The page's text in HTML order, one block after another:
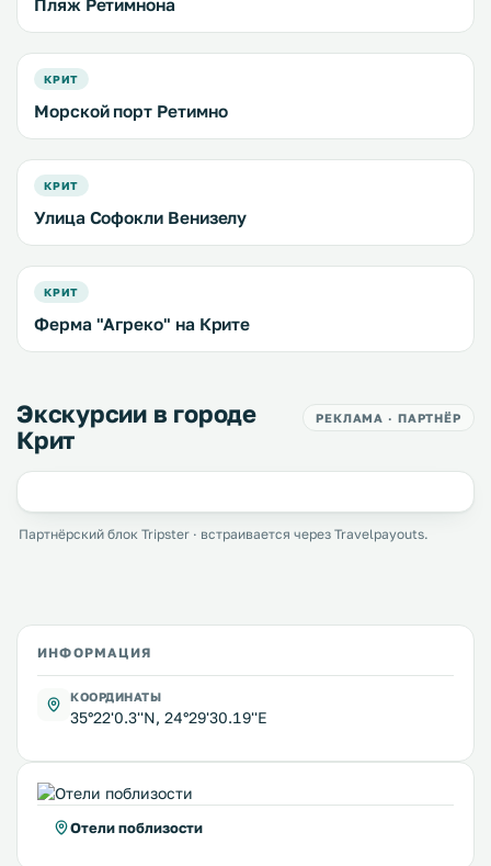
Пляж Ретимнона
КРИТ
Морской порт Ретимно
КРИТ
Улица Софокли Венизелу
КРИТ
Ферма "Агреко" на Крите
Экскурсии в городе
Крит
РЕКЛАМА · ПАРТНЁР
Партнёрский блок Tripster · встраивается через Travelpayouts.
ИНФОРМАЦИЯ
КООРДИНАТЫ
35°22'0.3''N, 24°29'30.19''E
Отели поблизости